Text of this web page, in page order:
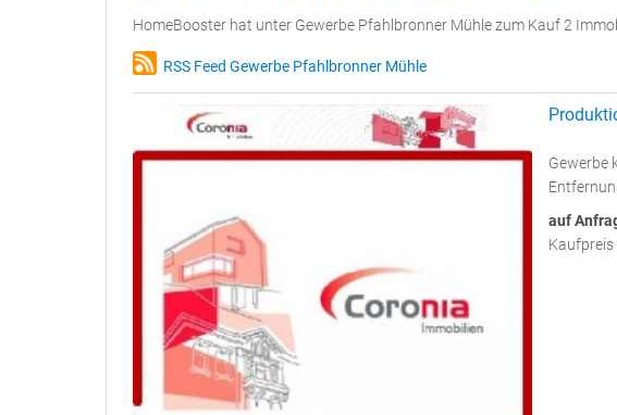
HomeBooster hat unter Gewerbe Pfahlbronner Mühle zum Kauf 2
RSS Feed Gewerbe Pfahlbronner Mühle
Gewerbe
auf
Kaufpreis